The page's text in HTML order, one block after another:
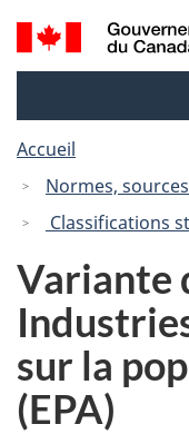
Recherche
et
Accueil
Normes,
Classifications
Variante
sur la
(EPA)